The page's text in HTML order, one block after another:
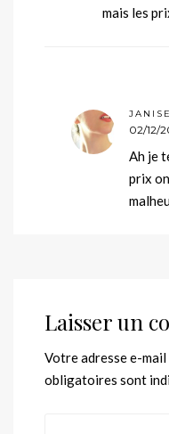
mais les
02/12/
Ah je
prix
Laisser un
Votre adresse e-mail
obligatoires sont